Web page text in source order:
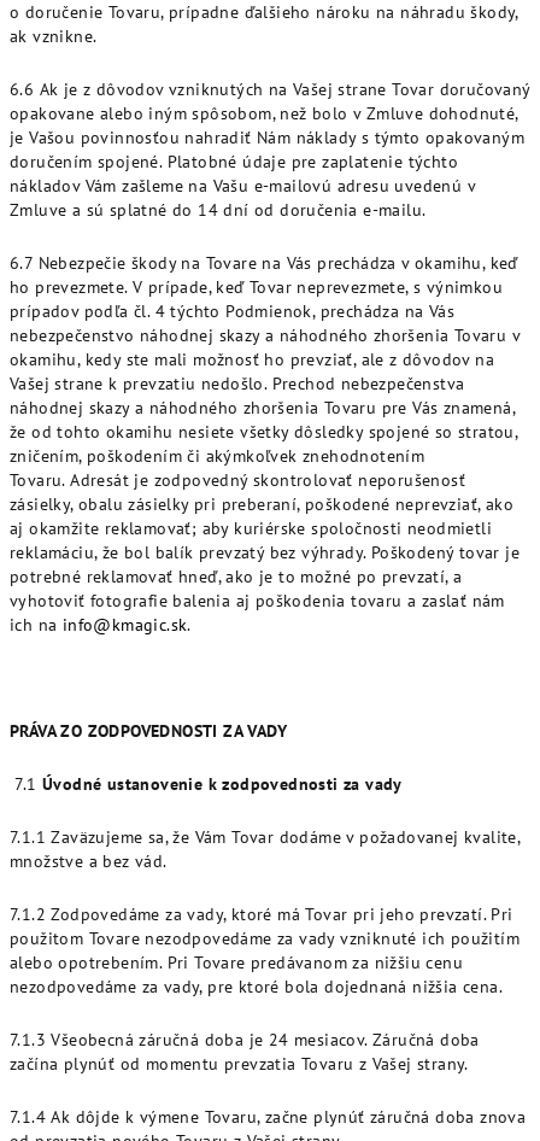
o doručenie Tovaru, prípadne ďalšieho nároku na náhradu škody,
ak vznikne.
6.6 Ak je z dôvodov vzniknutých na Vašej strane Tovar doručovaný
opakovane alebo iným spôsobom, než bolo v Zmluve dohodnuté,
je Vašou povinnosťou nahradiť Nám náklady s týmto opakovaným
doručením spojené. Platobné údaje pre zaplatenie týchto
nákladov Vám zašleme na Vašu e-mailovú adresu uvedenú v
Zmluve a sú splatné do 14 dní od doručenia e-mailu.
6.7 Nebezpečie škody na Tovare na Vás prechádza v okamihu, keď
ho prevezmete. V prípade, keď Tovar neprevezmete, s výnimkou
prípadov podľa čl. 4 týchto Podmienok, prechádza na Vás
nebezpečenstvo náhodnej skazy a náhodného zhoršenia Tovaru v
okamihu, kedy ste mali možnosť ho prevziať, ale z dôvodov na
Vašej strane k prevzatiu nedošlo. Prechod nebezpečenstva
náhodnej skazy a náhodného zhoršenia Tovaru pre Vás znamená,
že od tohto okamihu nesiete všetky dôsledky spojené so stratou,
zničením, poškodením či akýmkoľvek znehodnotením
Tovaru.Adresát je zodpovedný skontrolovať neporušenosť
zásielky, obalu zásielky pri preberaní, poškodené neprevziať, ako
aj okamžite reklamovať; aby kuriérske spoločnosti neodmietli
reklamáciu, že bol balík prevzatý bez výhrady. Poškodený tovar je
potrebné reklamovať hneď, ako je to možné po prevzatí, a
vyhotoviť fotografie balenia aj poškodenia tovaru a zaslať nám
ich na info@kmagic.sk.
PRÁVA ZO ZODPOVEDNOSTI ZA VADY
7.1 Úvodné ustanovenie k zodpovednosti za vady
7.1.1 Zaväzujeme sa, že Vám Tovar dodáme v požadovanej kvalite,
množstve a bez vád.
7.1.2 Zodpovedáme za vady, ktoré má Tovar pri jeho prevzatí. Pri
použitom Tovare nezodpovedáme za vady vzniknuté ich použitím
alebo opotrebením. Pri Tovare predávanom za nižšiu cenu
nezodpovedáme za vady, pre ktoré bola dojednaná nižšia cena.
7.1.3 Všeobecná záručná doba je 24 mesiacov. Záručná doba
začína plynúť od momentu prevzatia Tovaru z Vašej strany.
7.1.4 Ak dôjde k výmene Tovaru, začne plynúť záručná doba znova